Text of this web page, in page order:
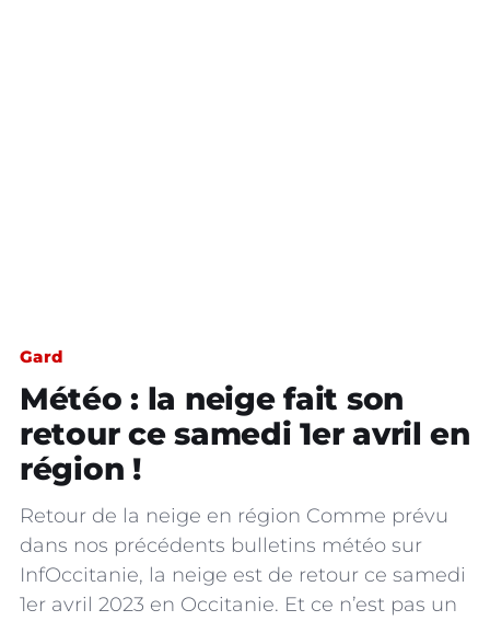
Gard
Météo : la neige fait son
retour ce samedi 1er avril en
région !
Retour de la neige en région Comme prévu
dans nos précédents bulletins météo sur
InfOccitanie, la neige est de retour ce samedi
1er avril 2023 en Occitanie. Et ce n’est pas un